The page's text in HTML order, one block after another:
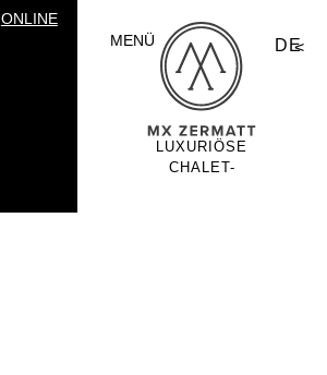
ONLINE
MENÜ
LUXURIÖSE
CHALET-
DE